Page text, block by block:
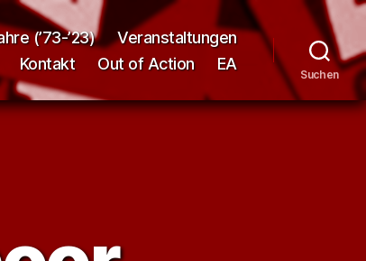
(’73-’23)
Veranstaltungen
Kontakt Out of Action EA
Suchen